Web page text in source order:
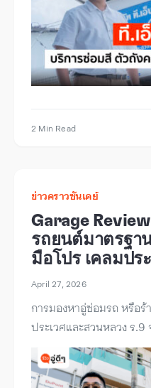
2 Min Read
ข่าวคราวซันเดย์
Garage
รถยนต์มาตรฐา
มือโปร เคลมปร
April 27, 2026
การมองหาอู่ซ่อมรถ หรือร้
ประเวศและสวนหลวง ร.9